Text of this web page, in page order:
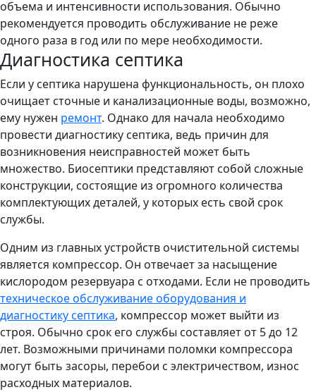
объема и интенсивности использования. Обычно
рекомендуется проводить обслуживание не реже
одного раза в год или по мере необходимости.
Диагностика септика
Если у септика нарушена функциональность, он плохо
очищает сточные и канализационные воды, возможно,
ему нужен ремонт. Однако для начала необходимо
провести диагностику септика, ведь причин для
возникновения неисправностей может быть
множество. Биосептики представляют собой сложные
конструкции, состоящие из огромного количества
комплектующих деталей, у которых есть свой срок
службы.
Одним из главных устройств очистительной системы
является компрессор. Он отвечает за насыщение
кислородом резервуара с отходами. Если не проводить
техническое обслуживание оборудования и
диагностику септика, компрессор может выйти из
строя. Обычно срок его службы составляет от 5 до 12
лет. Возможными причинами поломки компрессора
могут быть засоры, перебои с электричеством, износ
расходных материалов.